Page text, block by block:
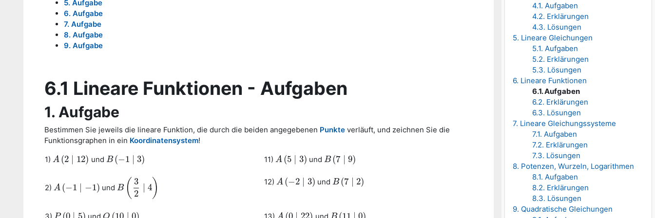
4.1. Aufgaben
4.2. Erklärungen
4.3. Lösungen
5. Lineare Gleichungen
5.1. Aufgaben
5.2. Erklärungen
5.3. Lösungen
6. Lineare Funktionen
6.1. Aufgaben
6.2. Erklärungen
6.3. Lösungen
7. Lineare Gleichungssysteme
7.1. Aufgaben
7.2. Erklärungen
7.3. Lösungen
8. Potenzen, Wurzeln, Logarithmen
8.1. Aufgaben
8.2. Erklärungen
8.3. Lösungen
9. Quadratische Gleichungen
5. Aufgabe
6. Aufgabe
7. Aufgabe
8. Aufgabe
9. Aufgabe
6.1 Lineare Funktionen - Aufgaben
1. Aufgabe
Bestimmen Sie jeweils die lineare Funktion, die durch die beiden angegebenen Punkte verläuft, und zeichnen Sie die
Funktionsgraphen in ein Koordinatensystem!
1) A (2 12)
A( 2∣12 ) und B (−1 3)
B(−1∣3 11) A (5 3)
A( 5∣3 undB (7 9)
B(7∣9
2) A (−1 −1)
A( −1∣− undB ( 3
2
4 )
B( 3 2∣4
12) A (−2 3)
A( −2∣3 undB (7 2)
B(7∣2